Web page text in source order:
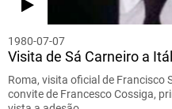
1980-07-07
Visita de Sá Carneiro a
Roma, visita oficial de Francisco
convite de Francesco Cossiga,